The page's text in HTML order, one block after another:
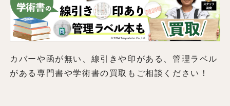
カバーや函が無い、線引きや印がある、管理ラベル
がある専門書や学術書の買取もご相談ください！